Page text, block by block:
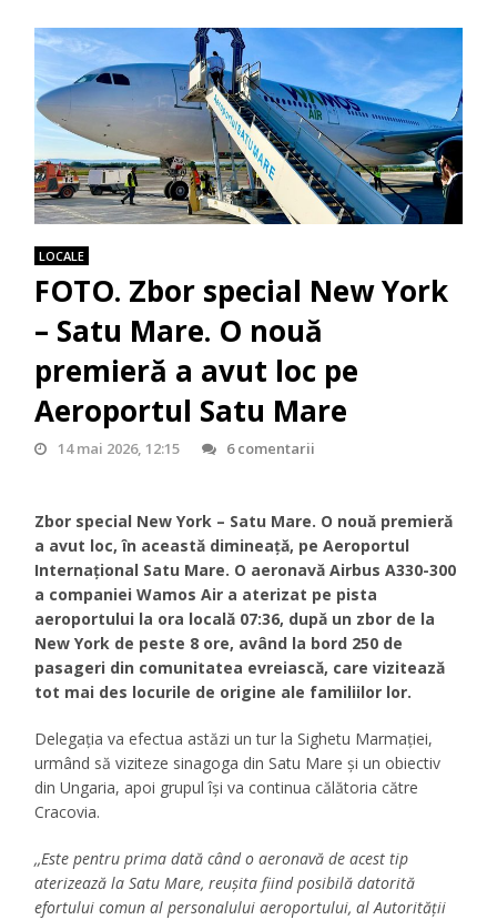
LOCALE
FOTO. Zbor special New York
– Satu Mare. O nouă
premieră a avut loc pe
Aeroportul Satu Mare
14 mai 2026, 12:15 6 comentarii
Zbor special New York – Satu Mare. O nouă premieră
a avut loc, în această dimineață, pe Aeroportul
Internațional Satu Mare. O aeronavă Airbus A330-300
a companiei Wamos Air a aterizat pe pista
aeroportului la ora locală 07:36, după un zbor de la
New York de peste 8 ore, având la bord 250 de
pasageri din comunitatea evreiască, care vizitează
tot mai des locurile de origine ale familiilor lor.
Delegația va efectua astăzi un tur la Sighetu Marmației,
urmând să viziteze sinagoga din Satu Mare și un obiectiv
din Ungaria, apoi grupul își va continua călătoria către
Cracovia.
,,Este pentru prima dată când o aeronavă de acest tip
aterizează la Satu Mare, reușita fiind posibilă datorită
efortului comun al personalului aeroportului, al Autorității